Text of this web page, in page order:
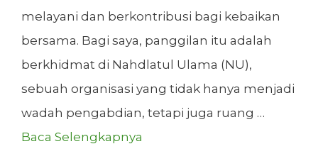
melayani dan berkontribusi bagi kebaikan
bersama. Bagi saya, panggilan itu adalah
berkhidmat di Nahdlatul Ulama (NU),
sebuah organisasi yang tidak hanya menjadi
wadah pengabdian, tetapi juga ruang …
Baca Selengkapnya